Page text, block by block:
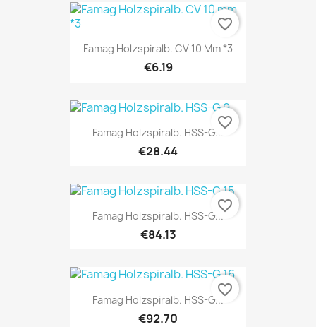
Famag Holzspiralb. CV 10 Mm *3
€6.19
favorite_border
Famag Holzspiralb. HSS-G...
€28.44
favorite_border
Famag Holzspiralb. HSS-G...
€84.13
favorite_border
Famag Holzspiralb. HSS-G...
€92.70
favorite_border